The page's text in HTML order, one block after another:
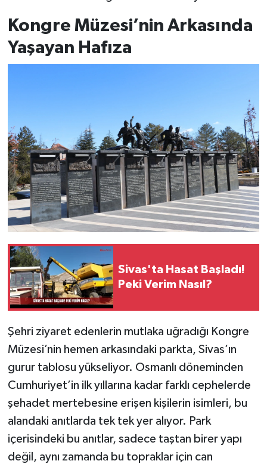
Kongre Müzesi’nin Arkasında
Yaşayan Hafıza
Sivas'ta Hasat Başladı!
Peki Verim Nasıl?
Şehri ziyaret edenlerin mutlaka uğradığı Kongre
Müzesi’nin hemen arkasındaki parkta, Sivas’ın
gurur tablosu yükseliyor. Osmanlı döneminden
Cumhuriyet’in ilk yıllarına kadar farklı cephelerde
şehadet mertebesine erişen kişilerin isimleri, bu
alandaki anıtlarda tek tek yer alıyor. Park
içerisindeki bu anıtlar, sadece taştan birer yapı
değil, aynı zamanda bu topraklar için can